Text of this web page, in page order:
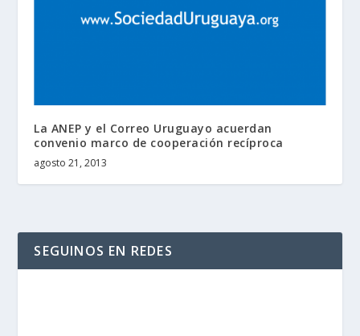
La ANEP y el Correo Uruguayo acuerdan
convenio marco de cooperación recíproca
agosto 21, 2013
SEGUINOS EN REDES